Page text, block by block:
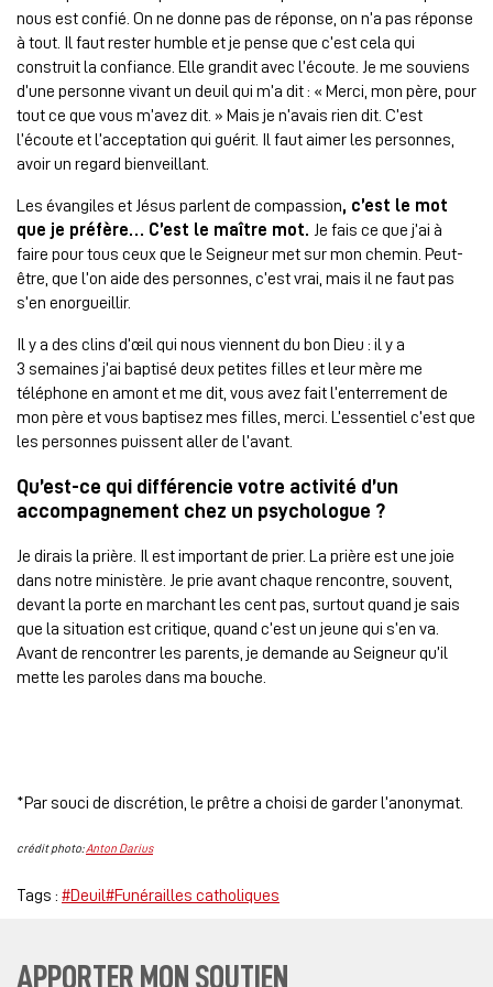
nous est confié. On ne donne pas de réponse, on n’a pas réponse
à tout. Il faut rester humble et je pense que c’est cela qui
construit la confiance. Elle grandit avec l’écoute. Je me souviens
d’une personne vivant un deuil qui m’a dit : « Merci, mon père, pour
tout ce que vous m’avez dit. » Mais je n’avais rien dit. C’est
l’écoute et l’acceptation qui guérit. Il faut aimer les personnes,
avoir un regard bienveillant.
Les évangiles et Jésus parlent de compassion, c’est le mot
que je préfère… C’est le maître mot. Je fais ce que j’ai à
faire pour tous ceux que le Seigneur met sur mon chemin. Peut-
être, que l’on aide des personnes, c’est vrai, mais il ne faut pas
s’en enorgueillir.
Il y a des clins d’œil qui nous viennent du bon Dieu : il y a
3 semaines j’ai baptisé deux petites filles et leur mère me
téléphone en amont et me dit, vous avez fait l’enterrement de
mon père et vous baptisez mes filles, merci. L’essentiel c’est que
les personnes puissent aller de l’avant.
Qu’est-ce qui différencie votre activité d’un
accompagnement chez un psychologue ?
Je dirais la prière. Il est important de prier. La prière est une joie
dans notre ministère. Je prie avant chaque rencontre, souvent,
devant la porte en marchant les cent pas, surtout quand je sais
que la situation est critique, quand c’est un jeune qui s’en va.
Avant de rencontrer les parents, je demande au Seigneur qu’il
mette les paroles dans ma bouche.
*Par souci de discrétion, le prêtre a choisi de garder l’anonymat.
crédit photo:Anton Darius
Tags : #Deuil#Funérailles catholiques
APPORTER MON SOUTIEN